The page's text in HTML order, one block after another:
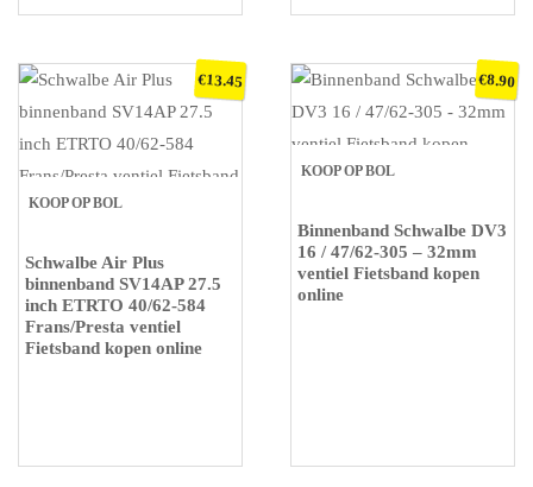
KOOP OP BOL
Schwalbe Air Plus
binnenband SV14AP 27.5
inch ETRTO 40/62-584
Frans/Presta ventiel
Fietsband kopen online
€13.45
KOOP OP BOL
Binnenband Schwalbe DV3
16 / 47/62-305 – 32mm
ventiel Fietsband kopen
online
€8.90